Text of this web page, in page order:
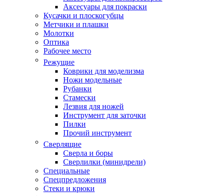
Аксесуары для покраски
Кусачки и плоскогубцы
Метчики и плашки
Молотки
Оптика
Рабочее место
Режущие
Коврики для моделизма
Ножи модельные
Рубанки
Стамески
Лезвия для ножей
Инструмент для заточки
Пилки
Прочий инструмент
Сверлящие
Сверла и боры
Сверлилки (минидрели)
Специальные
Спецпредложения
Стеки и крюки